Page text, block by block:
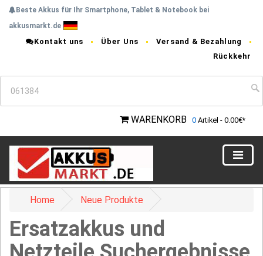
Beste Akkus für Ihr Smartphone, Tablet & Notebook bei
akkusmarkt.de
Kontakt uns Über Uns
Versand & Bezahlung
Rückkehr
WARENKORB 0 Artikel - 0.00€*
Home Neue Produkte
Ersatzakkus und